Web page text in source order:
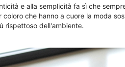
e alla semplicità fa sì che
coloro che hanno a cuore la moda
rispettoso dell'ambiente.